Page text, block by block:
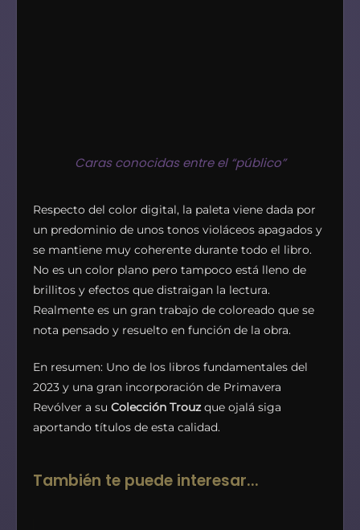
Caras conocidas entre el “público”
Respecto del color digital, la paleta viene dada por
un predominio de unos tonos violáceos apagados y
se mantiene muy coherente durante todo el libro.
No es un color plano pero tampoco está lleno de
brillitos y efectos que distraigan la lectura.
Realmente es un gran trabajo de coloreado que se
nota pensado y resuelto en función de la obra.
En resumen: Uno de los libros fundamentales del
2023 y una gran incorporación de Primavera
Revólver a su Colección Trouzque ojalá siga
aportando títulos de esta calidad.